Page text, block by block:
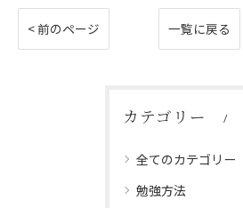
< 前のページ 一覧に戻る
カテゴリー
全てのカテゴリー
勉強方法